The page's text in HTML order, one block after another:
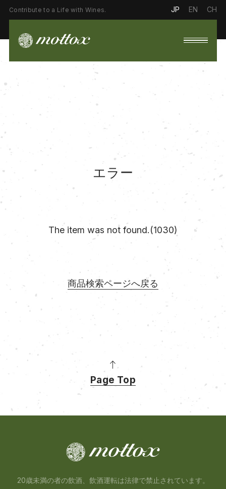
Contribute to a Life with Wines. JP EN CH
エラー
The item was not found.(1030)
商品検索ページへ戻る
Page Top
20歳未満の者の飲酒、飲酒運転は法律で禁止されています。